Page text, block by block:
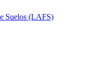
Suelos (LAFS)